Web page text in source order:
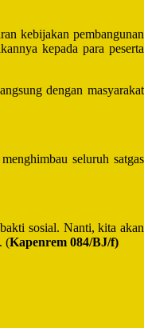
kebijakan pembangunan
kepada para peserta
dengan masyarakat
seluruh satgas
sosial. Nanti, kita akan
(Kapenrem 084/BJ/f)